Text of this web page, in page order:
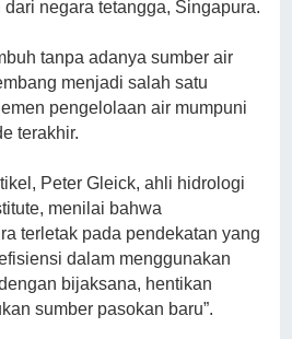
negara tetangga, Singapura.
tanpa adanya sumber air
menjadi salah satu
pengelolaan air mumpuni
terakhir.
Peter Gleick, ahli hidrologi
menilai bahwa
terletak pada pendekatan yang
dalam menggunakan
bijaksana, hentikan
sumber pasokan baru”.